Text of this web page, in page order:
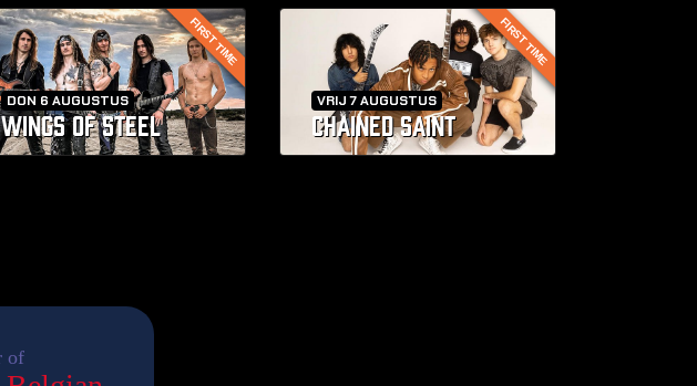
FIRST TIME
DON 6 AUGUSTUS
WINGS OF STEEL
FIRST TIME
VRIJ 7 AUGUSTUS
CHAINED SAINT